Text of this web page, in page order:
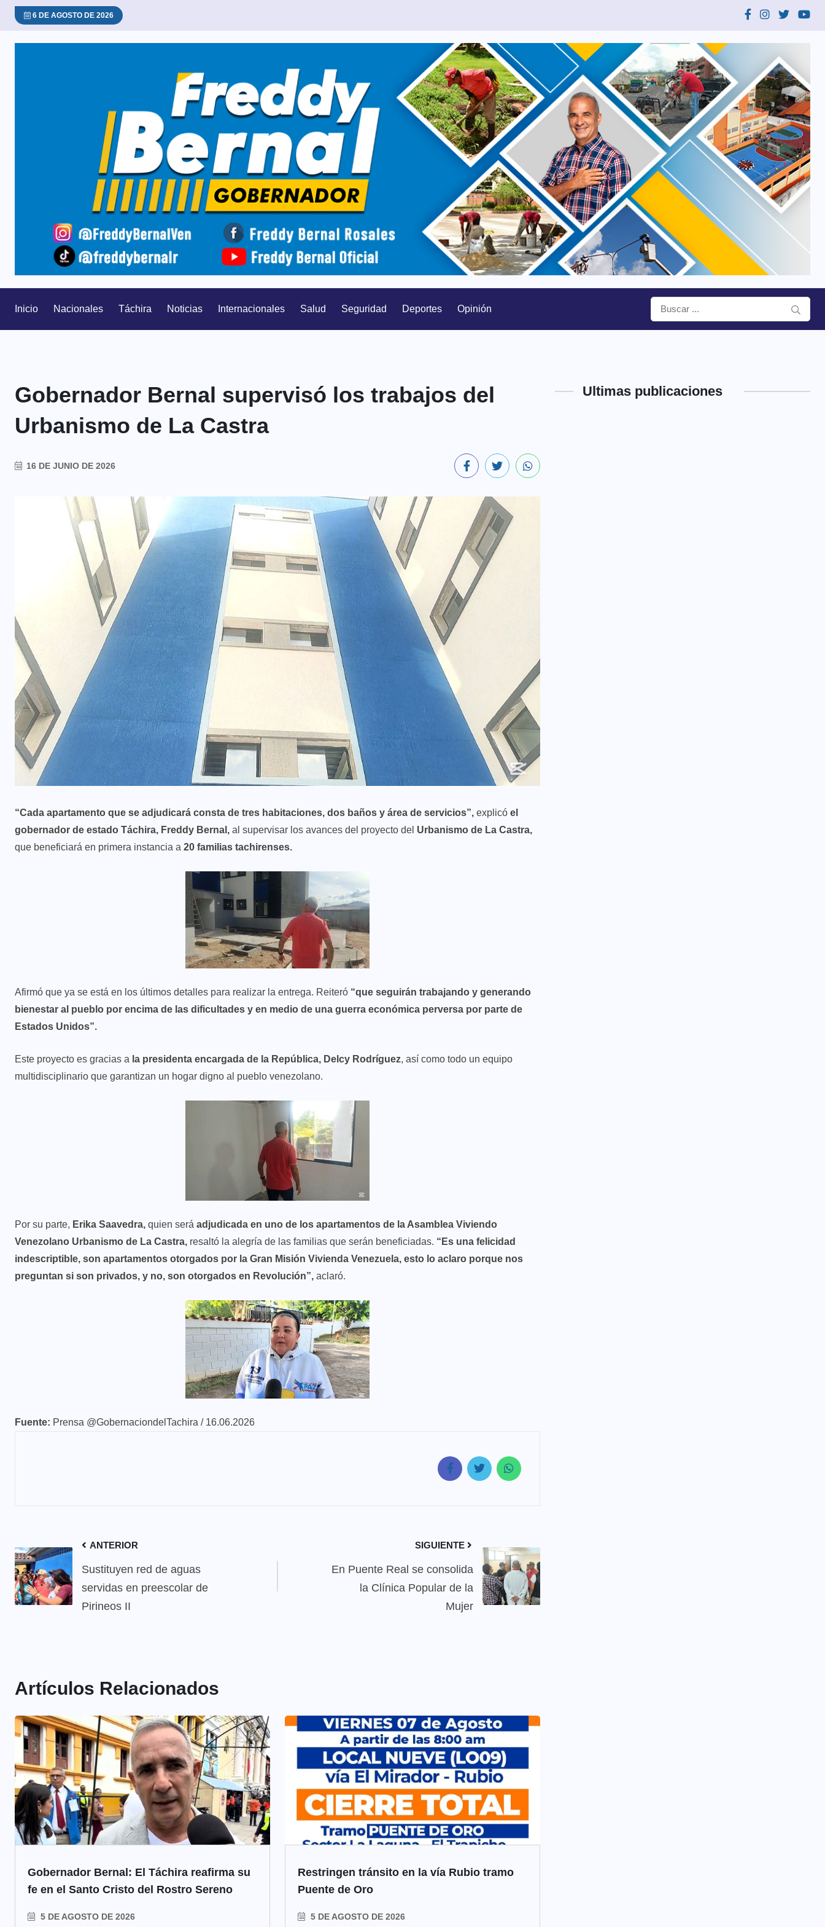
6 DE AGOSTO DE 2026
Inicio Nacionales Táchira Noticias Internacionales Salud Seguridad Deportes Opinión
Gobernador Bernal supervisó los trabajos del
Urbanismo de La Castra
16 DE JUNIO DE 2026
“Cada apartamento que se adjudicará consta de tres habitaciones, dos baños y área de servicios”, explicó el
gobernador de estado Táchira, Freddy Bernal, al supervisar los avances del proyecto del Urbanismo de La Castra,
que beneficiará en primera instancia a 20 familias tachirenses.
Afirmó que ya se está en los últimos detalles para realizar la entrega. Reiteró “que seguirán trabajando y generando
bienestar al pueblo por encima de las dificultades y en medio de una guerra económica perversa por parte de
Estados Unidos”.
Este proyecto es gracias a la presidenta encargada de la República, Delcy Rodríguez, así como todo un equipo
multidisciplinario que garantizan un hogar digno al pueblo venezolano.
Por su parte, Erika Saavedra, quien será adjudicada en uno de los apartamentos de la Asamblea Viviendo
Venezolano Urbanismo de La Castra, resaltó la alegría de las familias que serán beneficiadas. “Es una felicidad
indescriptible, son apartamentos otorgados por la Gran Misión Vivienda Venezuela, esto lo aclaro porque nos
preguntan si son privados, y no, son otorgados en Revolución”, aclaró.
Fuente: Prensa @GobernaciondelTachira / 16.06.2026
ANTERIOR
Sustituyen red de aguas
servidas en preescolar de
Pirineos II
SIGUIENTE
En Puente Real se consolida
la Clínica Popular de la
Mujer
Artículos Relacionados
Gobernador Bernal: El Táchira reafirma su
fe en el Santo Cristo del Rostro Sereno
5 DE AGOSTO DE 2026
Restringen tránsito en la vía Rubio tramo
Puente de Oro
5 DE AGOSTO DE 2026
Ultimas publicaciones